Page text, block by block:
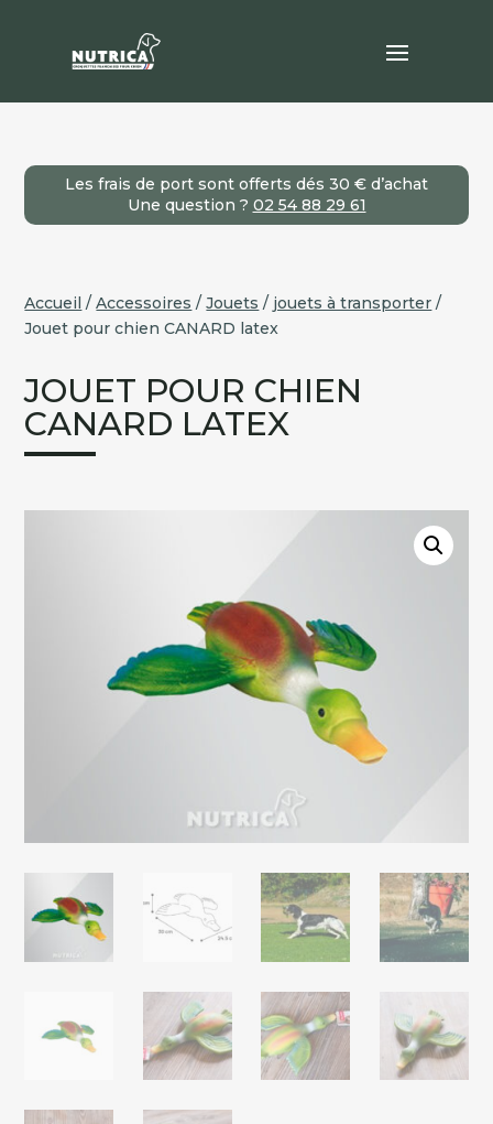
Les frais de port sont offerts dés 30 € d’achat
Une question ? 02 54 88 29 61
Accueil /Accessoires /Jouets / jouets à transporter /
Jouet pour chien CANARD latex
JOUET POUR CHIEN
CANARD LATEX